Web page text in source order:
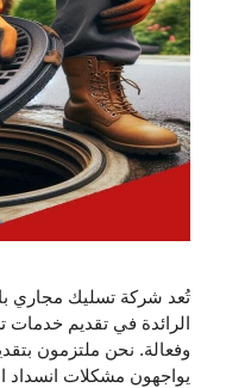
تُعد شركة تسليك مجاري
الرائدة في تقديم
وفعالة. نحن ملتزمون
يواجهون مشكلات انسداد